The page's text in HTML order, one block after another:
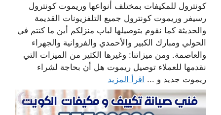
كونترول للمكيفات بمختلف أنواعها وريموت كونترول
رسيفر وريموت كونترول جميع التلفزيونات القديمة
والحديثة كما نقوم بتوصيلها لباب منزلكم أين ما كنتم في
الحولي ومبارك الكبير والأحمدي والفروانية والجهراء
والعاصمة. ومن ميزاتنا: وغيرها الكثير من الميزات التي
نقدمها للعملاء توصيل ريموت هل أن بحاجة لشراء
ريموت جديد و ... اقرأ المزيد